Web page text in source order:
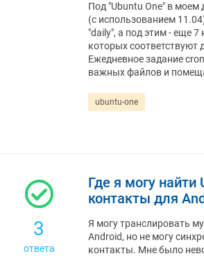
Под "Ubuntu One" в
(с использованием
"daily", а под этим - еще 7
которых соответствуют
Ежедневное задание
важных файлов и
ubuntu-one
3
ответа
Где я могу найти
контакты для
Я могу транслировать
Android, но не могу
контакты. Мне было